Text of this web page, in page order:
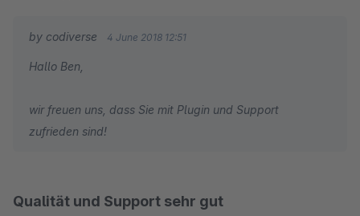
by codiverse 4 June 2018 12:51
Hallo Ben,
wir freuen uns, dass Sie mit Plugin und Support
zufrieden sind!
Qualität und Support sehr gut